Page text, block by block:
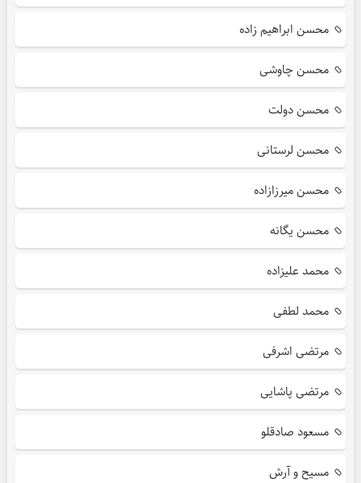
محسن ابراهیم زاده
محسن چاوشی
محسن دولت
محسن لرستانی
محسن میرزازاده
محسن یگانه
محمد علیزاده
محمد لطفی
مرتضی اشرفی
مرتضی پاشایی
مسعود صادقلو
مسیح و آرش